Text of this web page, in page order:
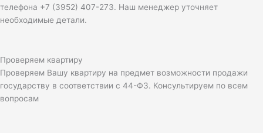
телефона +7 (3952) 407-273. Наш менеджер уточняет
необходимые детали.
Проверяем квартиру
Проверяем Вашу квартиру на предмет возможности продажи
государству в соответствии с 44-ФЗ. Консультируем по всем
вопросам